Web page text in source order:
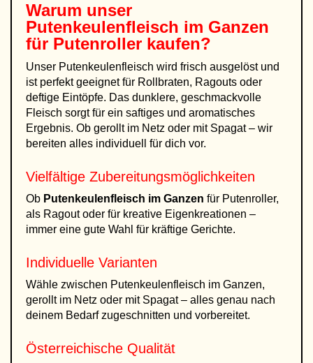
Warum unser
Putenkeulenfleisch im Ganzen
für Putenroller kaufen?
Unser Putenkeulenfleisch wird frisch ausgelöst und
ist perfekt geeignet für Rollbraten, Ragouts oder
deftige Eintöpfe. Das dunklere, geschmackvolle
Fleisch sorgt für ein saftiges und aromatisches
Ergebnis. Ob gerollt im Netz oder mit Spagat – wir
bereiten alles individuell für dich vor.
Vielfältige Zubereitungsmöglichkeiten
Ob Putenkeulenfleisch im Ganzen für Putenroller,
als Ragout oder für kreative Eigenkreationen –
immer eine gute Wahl für kräftige Gerichte.
Individuelle Varianten
Wähle zwischen Putenkeulenfleisch im Ganzen,
gerollt im Netz oder mit Spagat – alles genau nach
deinem Bedarf zugeschnitten und vorbereitet.
Österreichische Qualität